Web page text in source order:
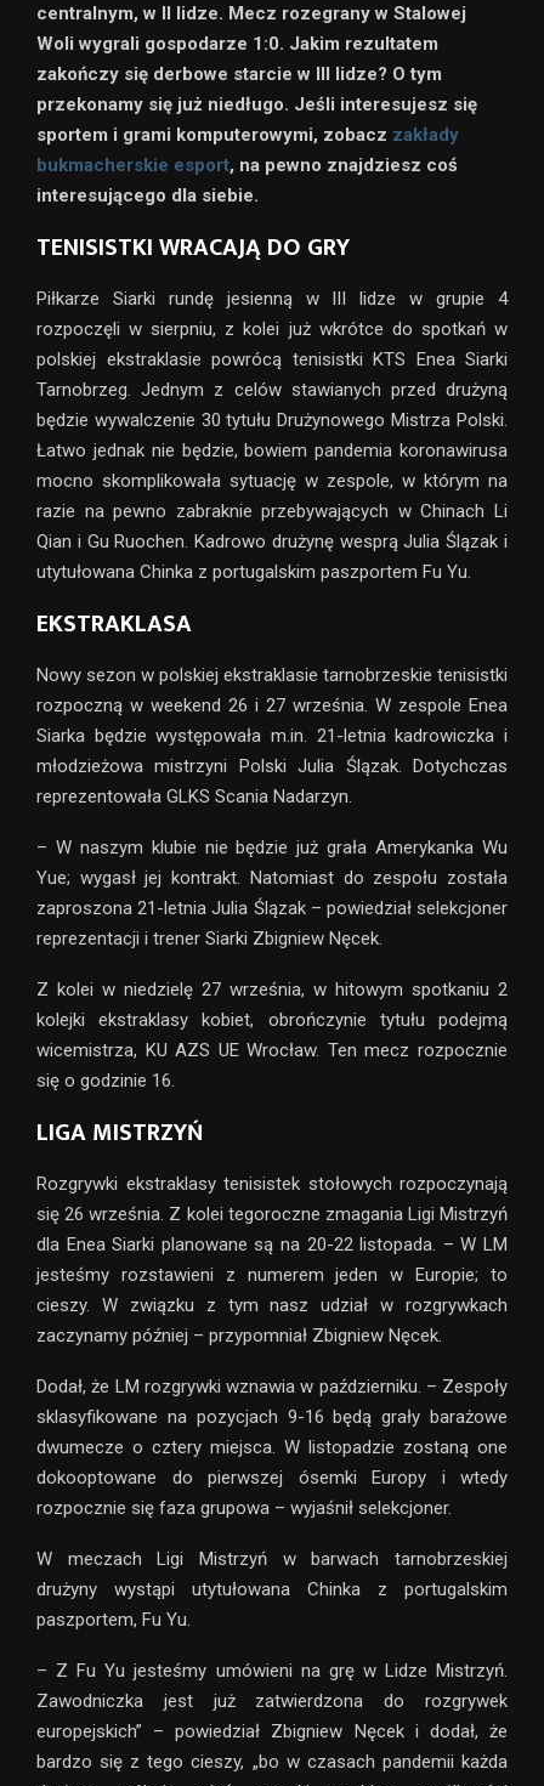
centralnym, w II lidze. Mecz rozegrany w Stalowej
Woli wygrali gospodarze 1:0. Jakim rezultatem
zakończy się derbowe starcie w III lidze? O tym
przekonamy się już niedługo. Jeśli interesujesz się
sportem i grami komputerowymi, zobacz zakłady
bukmacherskie esport, na pewno znajdziesz coś
interesującego dla siebie.
TENISISTKI WRACAJĄ DO GRY
Piłkarze Siarki rundę jesienną w III lidze w grupie 4
rozpoczęli w sierpniu, z kolei już wkrótce do spotkań w
polskiej ekstraklasie powrócą tenisistki KTS Enea Siarki
Tarnobrzeg. Jednym z celów stawianych przed drużyną
będzie wywalczenie 30 tytułu Drużynowego Mistrza Polski.
Łatwo jednak nie będzie, bowiem pandemia koronawirusa
mocno skomplikowała sytuację w zespole, w którym na
razie na pewno zabraknie przebywających w Chinach Li
Qian i Gu Ruochen. Kadrowo drużynę wesprą Julia Ślązak i
utytułowana Chinka z portugalskim paszportem Fu Yu.
EKSTRAKLASA
Nowy sezon w polskiej ekstraklasie tarnobrzeskie tenisistki
rozpoczną w weekend 26 i 27 września. W zespole Enea
Siarka będzie występowała m.in. 21-letnia kadrowiczka i
młodzieżowa mistrzyni Polski Julia Ślązak. Dotychczas
reprezentowała GLKS Scania Nadarzyn.
– W naszym klubie nie będzie już grała Amerykanka Wu
Yue; wygasł jej kontrakt. Natomiast do zespołu została
zaproszona 21-letnia Julia Ślązak – powiedział selekcjoner
reprezentacji i trener Siarki Zbigniew Nęcek.
Z kolei w niedzielę 27 września, w hitowym spotkaniu 2
kolejki ekstraklasy kobiet, obrończynie tytułu podejmą
wicemistrza, KU AZS UE Wrocław. Ten mecz rozpocznie
się o godzinie 16.
LIGA MISTRZYŃ
Rozgrywki ekstraklasy tenisistek stołowych rozpoczynają
się 26 września. Z kolei tegoroczne zmagania Ligi Mistrzyń
dla Enea Siarki planowane są na 20-22 listopada. – W LM
jesteśmy rozstawieni z numerem jeden w Europie; to
cieszy. W związku z tym nasz udział w rozgrywkach
zaczynamy później – przypomniał Zbigniew Nęcek.
Dodał, że LM rozgrywki wznawia w październiku. – Zespoły
sklasyfikowane na pozycjach 9-16 będą grały barażowe
dwumecze o cztery miejsca. W listopadzie zostaną one
dokooptowane do pierwszej ósemki Europy i wtedy
rozpocznie się faza grupowa – wyjaśnił selekcjoner.
W meczach Ligi Mistrzyń w barwach tarnobrzeskiej
drużyny wystąpi utytułowana Chinka z portugalskim
paszportem, Fu Yu.
– Z Fu Yu jesteśmy umówieni na grę w Lidze Mistrzyń.
Zawodniczka jest już zatwierdzona do rozgrywek
europejskich” – powiedział Zbigniew Nęcek i dodał, że
bardzo się z tego cieszy, „bo w czasach pandemii każda